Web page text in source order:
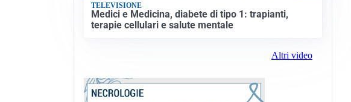
TELEVISIONE
Medici e Medicina, diabete di tipo 1: trapianti,
terapie cellulari e salute mentale
Altri video